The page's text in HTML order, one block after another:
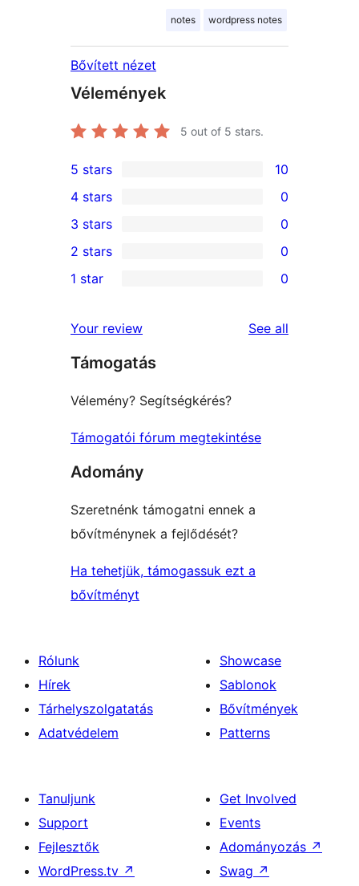
notes wordpress notes
Bővített nézet
Vélemények
5 out of 5 stars.
10
5-
star
reviews
5 stars 10
4-
star
reviews
4 stars 0
0
3-
star
3 stars 0
2-
reviews
2 stars 0
star
reviews
1 star 0
Your review See all
Támogatás
Vélemény? Segítségkérés?
Támogatói fórum megtekintése
Adomány
Szeretnénk támogatni ennek a
bővítménynek a fejlődését?
Ha tehetjük, támogassuk ezt a
bővítményt
Rólunk
Hírek
Tárhelyszolgatatás
Adatvédelem
Showcase
Sablonok
Bővítmények
Patterns
Tanuljunk
Support
Fejlesztők
WordPress.tv ↗
Get Involved
Events
Adományozás ↗
Swag ↗